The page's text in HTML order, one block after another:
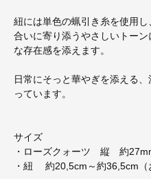
紐には単色の蝋引き糸を使用
合いに寄り添うやさしいトー
な存在感を添えます。
日常にそっと華やぎを添える
っています。
サイズ
・ローズクォーツ 縦 約
・紐 約20,5cm～約36,5cm（